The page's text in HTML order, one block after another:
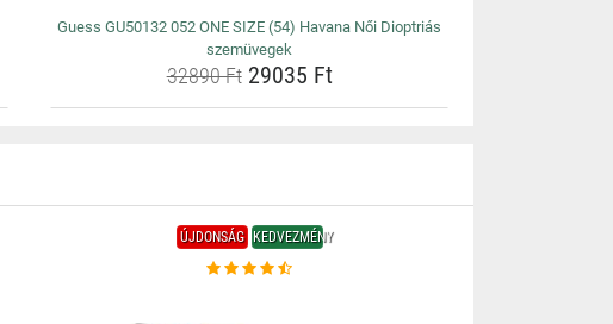
Guess GU50132 052 ONE SIZE (54) Havana Női Dioptriás
szemüvegek
32890 Ft29035 Ft
ÚJDONSÁG KEDVEZMÉNY